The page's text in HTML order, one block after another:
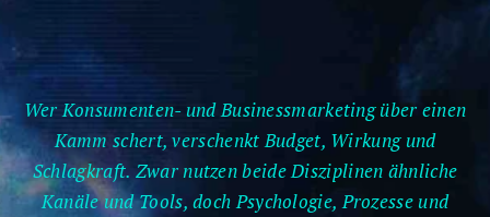
Wer Konsumenten- und Businessmarketing über einen
Kamm schert, verschenkt Budget, Wirkung und
Schlagkraft. Zwar nutzen beide Disziplinen ähnliche
Kanäle und Tools, doch Psychologie, Prozesse und